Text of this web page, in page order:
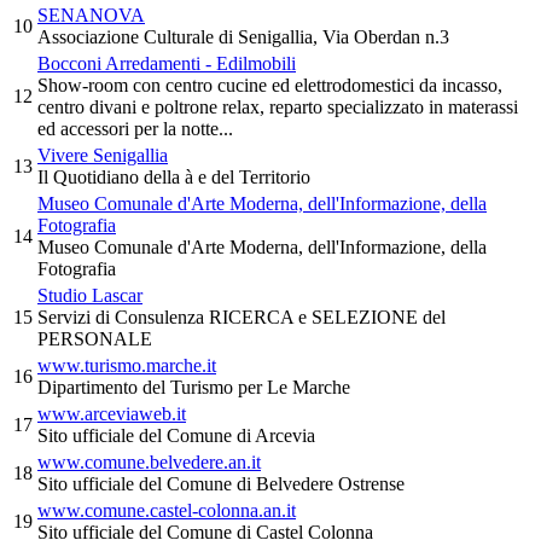
10
SENANOVA
Associazione Culturale di Senigallia, Via Oberdan n.3
12
Bocconi Arredamenti - Edilmobili
Show-room con centro cucine ed elettrodomestici da incasso,
centro divani e poltrone relax, reparto specializzato in materassi
ed accessori per la notte...
13
Vivere Senigallia
Il Quotidiano della à e del Territorio
14
Museo Comunale d'Arte Moderna, dell'Informazione, della
Fotografia
Museo Comunale d'Arte Moderna, dell'Informazione, della
Fotografia
15
Studio Lascar
Servizi di Consulenza RICERCA e SELEZIONE del
PERSONALE
16
www.turismo.marche.it
Dipartimento del Turismo per Le Marche
17
www.arceviaweb.it
Sito ufficiale del Comune di Arcevia
18
www.comune.belvedere.an.it
Sito ufficiale del Comune di Belvedere Ostrense
19
www.comune.castel-colonna.an.it
Sito ufficiale del Comune di Castel Colonna